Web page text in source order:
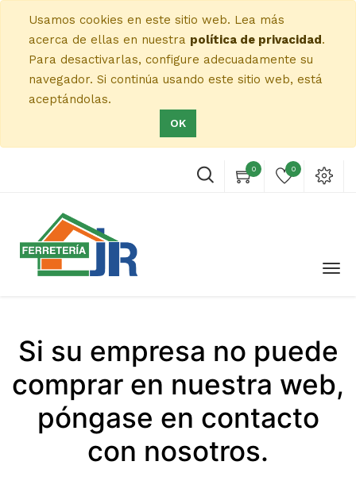
Usamos cookies en este sitio web. Lea más
acerca de ellas en nuestra política de privacidad.
Para desactivarlas, configure adecuadamente su
navegador. Si continúa usando este sitio web, está
aceptándolas.
OK
0 0
Si su empresa no puede
comprar en nuestra web,
póngase en contacto
con nosotros.